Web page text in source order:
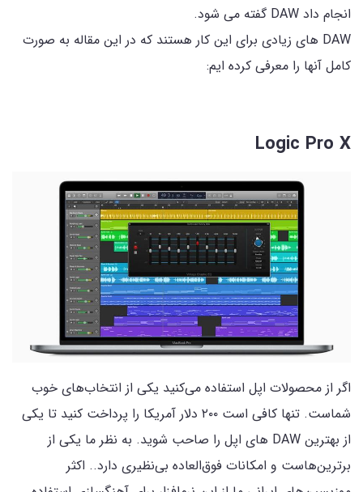
انجام داد DAW گفته می شود.
DAW های زیادی برای این کار هستند که در این مقاله به صورت
کامل آنها را معرفی کرده ایم:
Logic Pro X
اگر از محصولات اپل استفاده می‌کنید یکی از انتخاب‌های خوب
شماست. تنها کافی است ۲۰۰ دلار‌ آمریکا را پرداخت کنید تا یکی
از بهترین DAW های اپل را صاحب شوید. به نظر ما یکی از
برترین‌هاست و امکانات فوق‌العاده بی‌نظیری دارد.. اکثر